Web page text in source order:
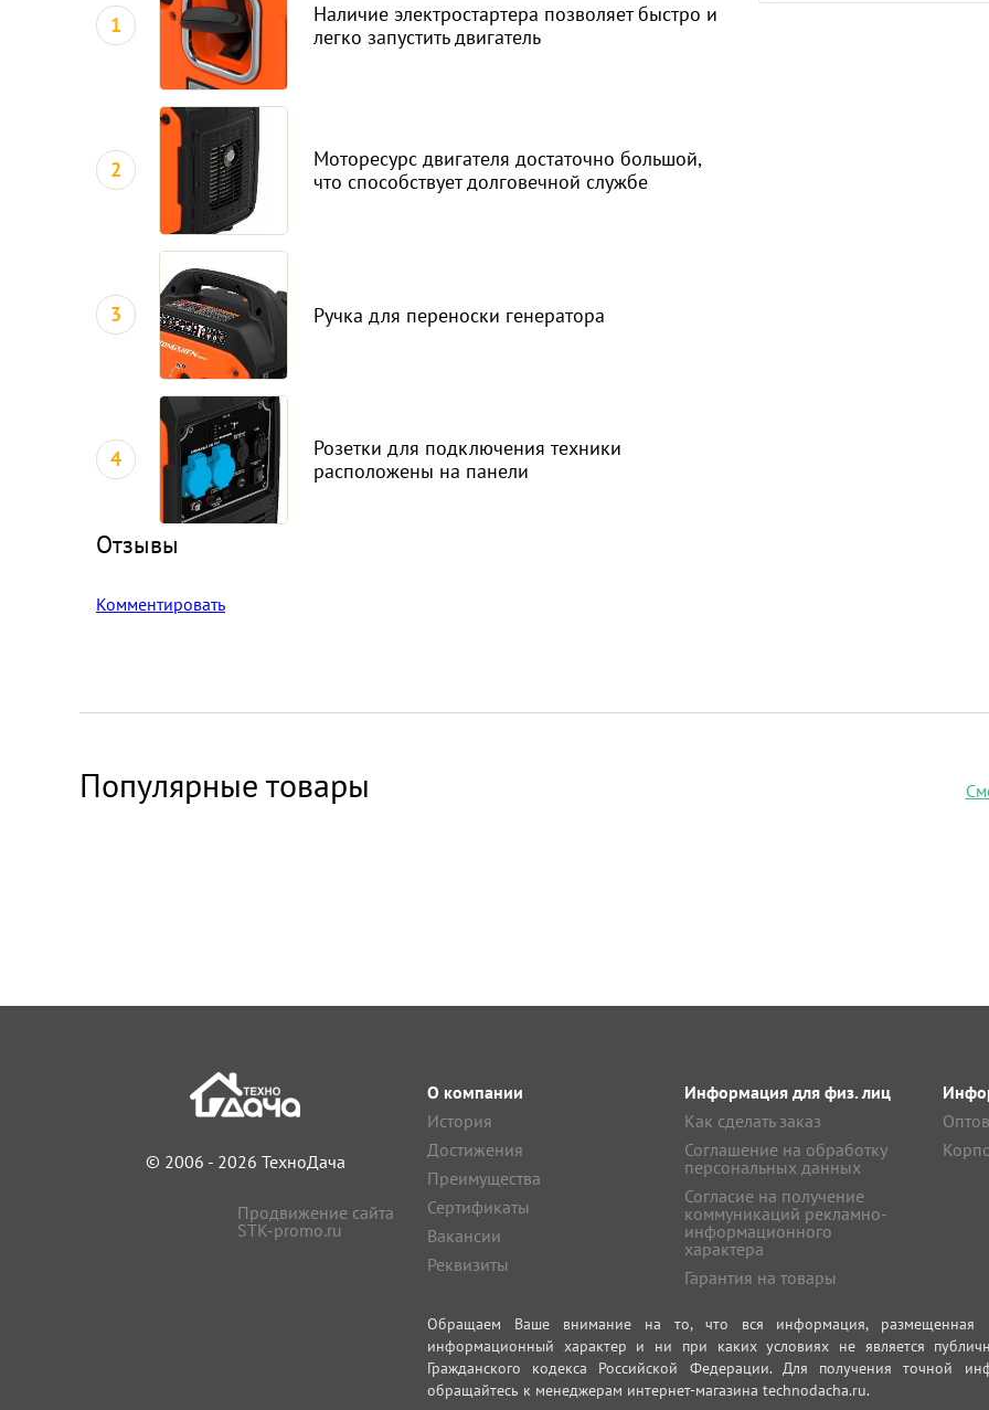
1
Наличие электростартера позволяет быстро и
легко запустить двигатель
2
Моторесурс двигателя достаточно большой,
что способствует долговечной службе
3 Ручка для переноски генератора
4
Розетки для подключения техники
расположены на панели
Отзывы
Комментировать
Популярные товары
© 2006 - 2026 ТехноДача
Продвижение сайта
STK-promo.ru
О компании
История
Достижения
Преимущества
Сертификаты
Вакансии
Реквизиты
Информация для физ. лиц
Как сделать заказ
Соглашение на обработку
персональных данных
Согласие на получение
коммуникаций рекламно-
информационного
характера
Гарантия на товары
Обращаем Ваше внимание на то, что вся информация, размещенная
информационный характер и ни при каких условиях не является
Гражданского кодекса Российской Федерации. Для получения точной
обращайтесь к менеджерам интернет-магазина technodacha.ru.